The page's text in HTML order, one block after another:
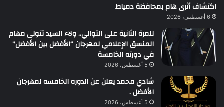
اكتشاف أثرى هام بمحافظة دمياط
6 أغسطس، 2026
للمرة الثانية على التوالي.. ولاء السيد تتولى مهام
المنسق الإعلامي لمهرجان “الأفضل بين الأفضل”
في دورته الخامسة
5 أغسطس، 2026
شادي محمد يعلن عن الدوره الخامسه لمهرجان
الأفضل .
5 أغسطس، 2026